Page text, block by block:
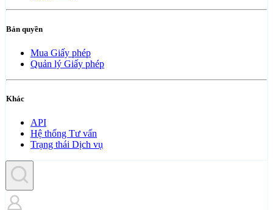
Bản quyền
Mua Giấy phép
Quản lý Giấy phép
Khác
API
Hệ thống Tư vấn
Trạng thái Dịch vụ